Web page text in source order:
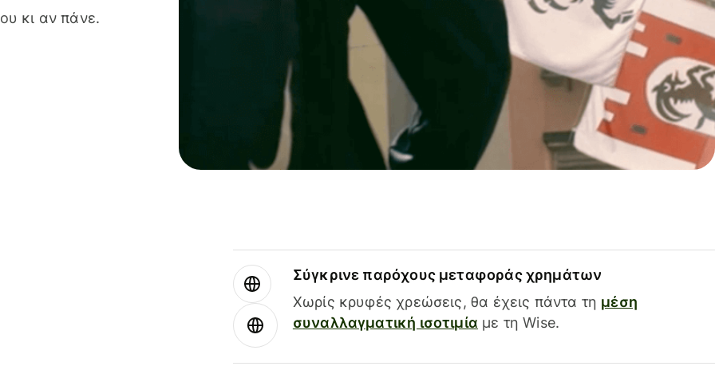
κι αν πάνε.
Σύγκρινε παρόχους μεταφοράς χρημάτων
Χωρίς κρυφές χρεώσεις, θα έχεις πάντα τη μέση
συναλλαγματική ισοτιμία με τη Wise.